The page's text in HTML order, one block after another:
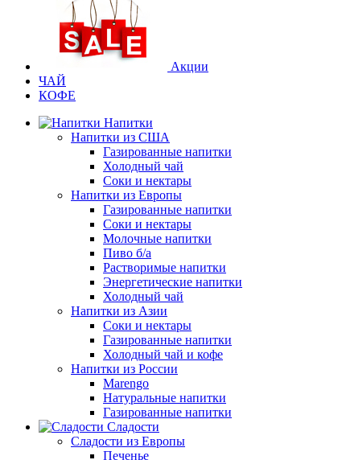
Акции
ЧАЙ
КОФЕ
Напитки
Напитки из США
Газированные напитки
Холодный чай
Соки и нектары
Напитки из Европы
Газированные напитки
Соки и нектары
Молочные напитки
Пиво б/а
Растворимые напитки
Энергетические напитки
Холодный чай
Напитки из Азии
Соки и нектары
Газированные напитки
Холодный чай и кофе
Напитки из России
Marengo
Натуральные напитки
Газированные напитки
Сладости
Сладости из Европы
Печенье